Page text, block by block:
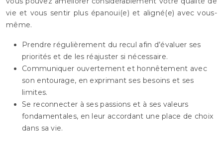
vie et vous sentir plus épanoui(e) et aligné(e) avec vous-
même.
Prendre régulièrement du recul afin d’évaluer ses
priorités et de les réajuster si nécessaire.
Communiquer ouvertement et honnêtement avec
son entourage, en exprimant ses besoins et ses
limites.
Se reconnecter à ses passions et à ses valeurs
fondamentales, en leur accordant une place de choix
dans sa vie.